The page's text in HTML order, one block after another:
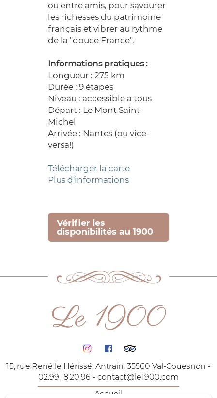
ou entre amis, pour savourer
les richesses du patrimoine
français et vibrer au rythme
de la "douce France".
Informations pratiques :
Longueur : 275 km
Durée : 9 étapes
Niveau : accessible à tous
Départ : Le Mont Saint-
Michel
Arrivée : Nantes (ou vice-
versa!)
Télécharger la carte
Plus d'informations
Vérifier les
disponibilités au 1900
Le 1900
15, rue René le Hérissé, Antrain, 35560 Val-Couesnon -
02.99.18.20.96 - contact@le1900.com
Accueil